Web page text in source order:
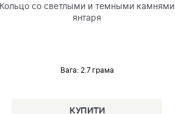
Кольцо со светлыми и темными камнями
янтаря
Вага: 2.7 грама